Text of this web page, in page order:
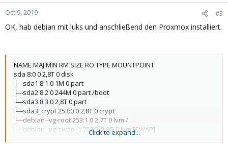
Oct 9, 2019 #3
OK, hab debian mit luks und anschließend den Proxmox installiert.
NAME MAJ:MIN RM SIZE RO TYPE MOUNTPOINT
sda 8:0 0 2,8T 0 disk
├─sda1 8:1 0 1M 0 part
├─sda2 8:2 0 244M 0 part /boot
└─sda3 8:3 0 2,8T 0 part
└─sda3_crypt 253:0 0 2,8T 0 crypt
├─debian--vg-root 253:1 0 2,7T 0 lvm /
└─debian--vg-swap_1 253:2 0 4G 0 lvm [SWAP]
Click to expand...